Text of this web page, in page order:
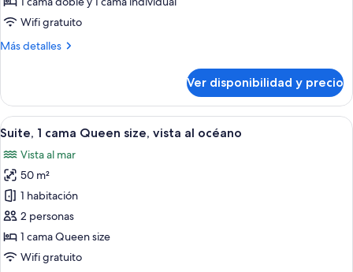
Deluxe
Wifi gratuito
Más detalles
Más
Deluxe
(Family)
Ver disponibilidad y precio
Ver
todas
las
fotos
de
Suite,
1
cama
Una habitación de hotel moderna
9
Suite, 1 cama Queen size, vista al océano
Vista al mar
50 m²
1 habitación
2 personas
1 cama Queen size
Wifi gratuito